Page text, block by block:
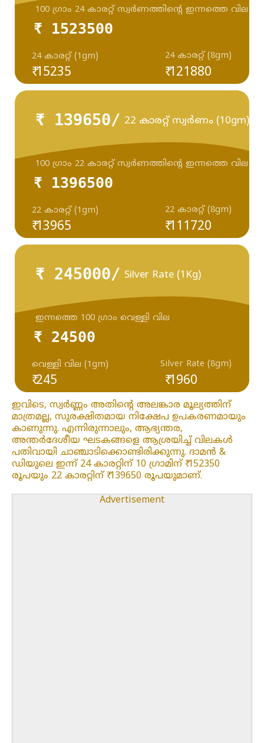
₹ 1523500
₹ 15235
24 കാരറ്റ് (1gm) 24 കാരറ്റ് (8gm)
100 ഗ്രാം 24 കാരറ്റ് സ്വർണത്തിന്റെ ഇന്നത്തെ വില
₹ 121880
₹ 139650/ 22 കാരറ്റ് സ്വർണം (10gm)
₹ 1396500
₹ 13965
22 കാരറ്റ് (1gm) 22 കാരറ്റ് (8gm)
100 ഗ്രാം 22 കാരറ്റ് സ്വർണത്തിന്റെ ഇന്നത്തെ വില
₹ 111720
₹ 245000/ Silver Rate (1Kg)
₹ 24500
₹ 245
വെള്ളി വില (1gm) Silver Rate (8gm)
ഇന്നത്തെ 100 ഗ്രാം വെള്ളി വില
₹ 1960
ഇവിടെ, സ്വർണ്ണം അതിന്റെ അലങ്കാര മൂല്യത്തിന്
മാത്രമല്ല, സുരക്ഷിതമായ നിക്ഷേപ ഉപകരണമായും
കാണുന്നു. എന്നിരുന്നാലും, ആഭ്യന്തര,
അന്തർദേശീയ ഘടകങ്ങളെ ആശ്രയിച്ച് വിലകൾ
പതിവായി ചാഞ്ചാടിക്കൊണ്ടിരിക്കുന്നു. ദാമൻ &
ഡിയുലെ ഇന്ന് 24 കാരറ്റിന് 10 ഗ്രാമിന് ₹ 152350
രൂപയും 22 കാരറ്റിന് ₹ 139650 രൂപയുമാണ്.
Advertisement